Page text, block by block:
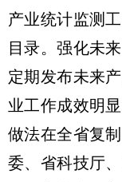
产业统计监测
目录。强化未
定期发布未来
业工作成效明
做法在全省复制
委、省科技厅